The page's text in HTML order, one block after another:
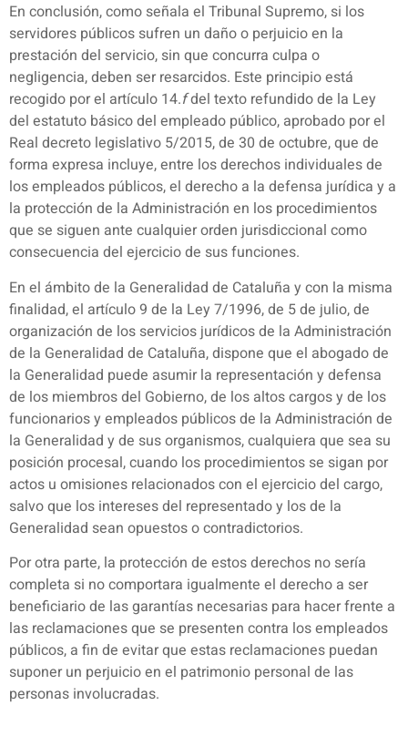
En conclusión, como señala el Tribunal Supremo, si los
servidores públicos sufren un daño o perjuicio en la
prestación del servicio, sin que concurra culpa o
negligencia, deben ser resarcidos. Este principio está
recogido por el artículo 14.fdel texto refundido de la Ley
del estatuto básico del empleado público, aprobado por el
Real decreto legislativo 5/2015, de 30 de octubre, que de
forma expresa incluye, entre los derechos individuales de
los empleados públicos, el derecho a la defensa jurídica y a
la protección de la Administración en los procedimientos
que se siguen ante cualquier orden jurisdiccional como
consecuencia del ejercicio de sus funciones.
En el ámbito de la Generalidad de Cataluña y con la misma
finalidad, el artículo 9 de la Ley 7/1996, de 5 de julio, de
organización de los servicios jurídicos de la Administración
de la Generalidad de Cataluña, dispone que el abogado de
la Generalidad puede asumir la representación y defensa
de los miembros del Gobierno, de los altos cargos y de los
funcionarios y empleados públicos de la Administración de
la Generalidad y de sus organismos, cualquiera que sea su
posición procesal, cuando los procedimientos se sigan por
actos u omisiones relacionados con el ejercicio del cargo,
salvo que los intereses del representado y los de la
Generalidad sean opuestos o contradictorios.
Por otra parte, la protección de estos derechos no sería
completa si no comportara igualmente el derecho a ser
beneficiario de las garantías necesarias para hacer frente a
las reclamaciones que se presenten contra los empleados
públicos, a fin de evitar que estas reclamaciones puedan
suponer un perjuicio en el patrimonio personal de las
personas involucradas.